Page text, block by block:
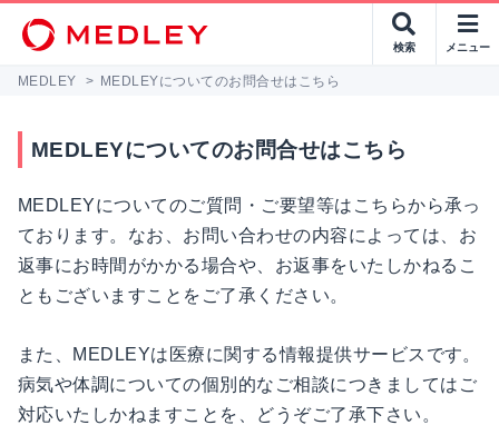
検索 メニュー
MEDLEY > MEDLEYについてのお問合せはこちら
MEDLEYについてのお問合せはこちら
MEDLEYについてのご質問・ご要望等はこちらから承っ
ております。なお、お問い合わせの内容によっては、お
返事にお時間がかかる場合や、お返事をいたしかねるこ
ともございますことをご了承ください。
また、MEDLEYは医療に関する情報提供サービスです。
病気や体調についての個別的なご相談につきましてはご
対応いたしかねますことを、どうぞご了承下さい。